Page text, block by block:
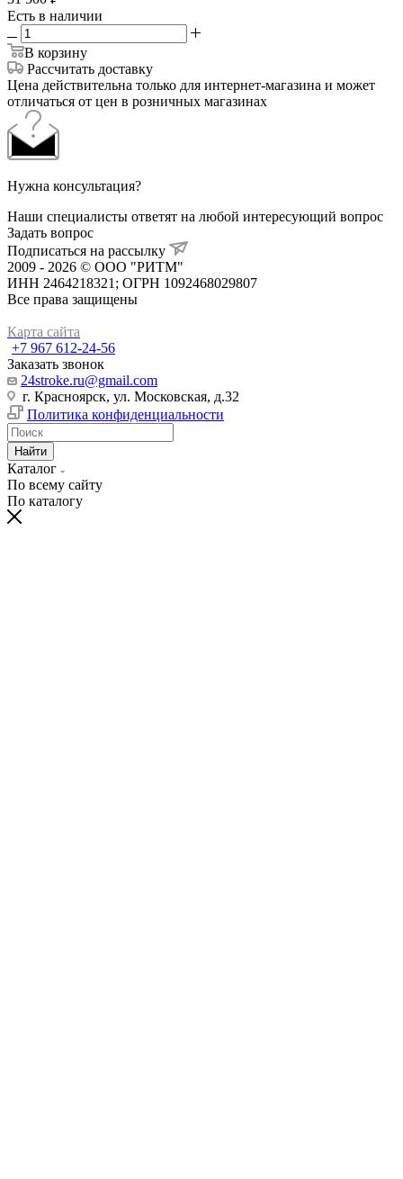
Есть в наличии
В корзину
Рассчитать доставку
Цена действительна только для интернет-магазина и может
отличаться от цен в розничных магазинах
Нужна консультация?
Наши специалисты ответят на любой интересующий вопрос
Задать вопрос
Подписаться на рассылку
2009 - 2026 © ООО "РИТМ"
ИНН 2464218321; ОГРН 1092468029807
Все права защищены
Карта сайта
+7 967 612-24-56
Заказать звонок
24stroke.ru@gmail.com
г. Красноярск, ул. Московская, д.32
Политика конфиденциальности
Найти
Каталог
По всему сайту
По каталогу